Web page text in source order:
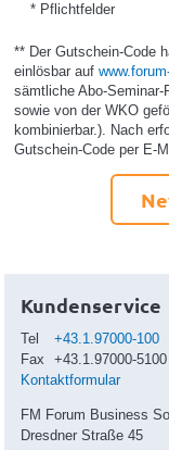
* Pflichtfelder
** Der Gutschein-Code
einlösbar auf
sämtliche Abo-
sowie von der WKO
kombinierbar.). Nach
Gutschein-Code per E-
Kundenservice
Tel
+43.1.97000-100
Fax
+43.1.97000-5100
Kontaktformular
FM Forum Business
Dresdner Straße 45